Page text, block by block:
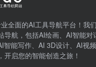
全面的AI工具导航平台！我
导航，包括AI绘画、AI智能对
智能写作、AI 3D设计、AI视
开启您的智能创造之旅！